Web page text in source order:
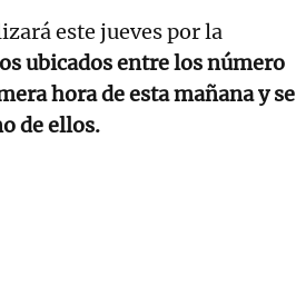
este jueves por la
ubicados entre los número
hora de esta mañana y se
de ellos.